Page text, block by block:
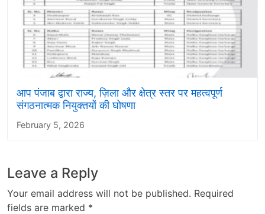
आप पंजाब द्वारा राज्य, ज़िला और क्षेत्र स्तर पर महत्वपूर्ण
संगठनात्मक नियुक्तयों की घोषणा
February 5, 2026
Leave a Reply
Your email address will not be published. Required
fields are marked *